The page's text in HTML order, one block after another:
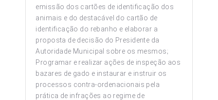
emissão dos cartões de identificação dos
animais e do destacável do cartão de
identificação do rebanho e elaborar a
proposta de decisão do Presidente da
Autoridade Municipal sobre os mesmos;
Programar e realizar ações de inspeção aos
bazares de gado e instaurar e instruir os
processos contra-ordenacionais pela
prática de infrações ao regime de